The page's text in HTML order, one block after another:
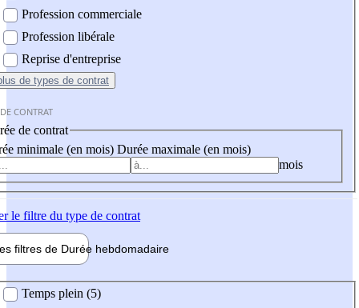
Profession commerciale
Profession libérale
Reprise d'entreprise
de types de contrat
CONTRAT
de contrat
minimale (en mois) Durée maximale (en mois)
mois
le filtre du type de contrat
filtres de Durée hebdomadaire
Temps plein (5)